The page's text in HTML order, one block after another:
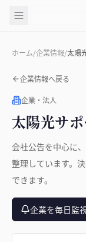
ホーム/企業情報/太陽
企業情報へ戻る
企業・法人
太陽光サ
会社公告を中心に
整理しています。
できます。
企業を毎日監